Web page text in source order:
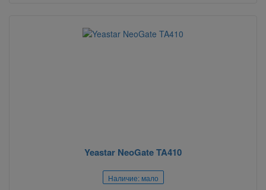
Yeastar NeoGate TA410
Наличие: мало